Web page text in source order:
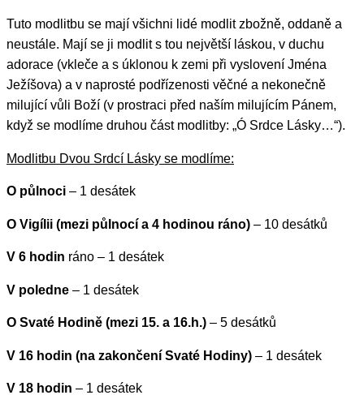
Tuto modlitbu se mají všichni lidé modlit zbožně, oddaně a
neustále. Mají se ji modlit s tou největší láskou, v duchu
adorace (vkleče a s úklonou k zemi při vyslovení Jména
Ježíšova) a v naprosté podřízenosti věčné a nekonečně
milující vůli Boží (v prostraci před naším milujícím Pánem,
když se modlíme druhou část modlitby: „Ó Srdce Lásky…“).
Modlitbu Dvou Srdcí Lásky se modlíme:
O půlnoci – 1 desátek
O Vigílii (mezi půlnocí a 4 hodinou ráno) – 10 desátků
V 6 hodin ráno – 1 desátek
V poledne – 1 desátek
O Svaté Hodině (mezi 15. a 16.h.) – 5 desátků
V 16 hodin (na zakončení Svaté Hodiny) – 1 desátek
V 18 hodin – 1 desátek